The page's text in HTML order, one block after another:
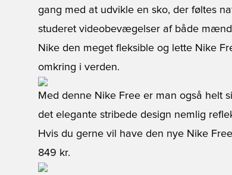
gang med at udvikle en sko, der føltes
studeret videobevægelser af både
Nike den meget fleksible og lette Nike
omkring i verden.
Med denne Nike Free er man også helt
det elegante stribede design nemlig
Hvis du gerne vil have den nye Nike
849 kr.